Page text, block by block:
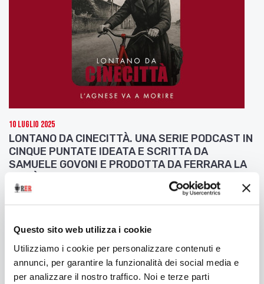
Questo sito web utilizza i cookie
Utilizziamo i cookie per personalizzare contenuti e
annunci, per garantire la funzionalità dei social media e
per analizzare il nostro traffico. Noi e terze parti
10 Luglio 2025
LONTANO DA CINECITTÀ. UNA SERIE PODCAST IN
CINQUE PUNTATE IDEATA E SCRITTA DA
SAMUELE GOVONI E PRODOTTA DA FERRARA LA
CITTÀ DEL CINEMA
Seconda puntata: L'Agnese va a morire